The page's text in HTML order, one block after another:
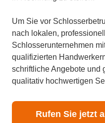
Um Sie vor
nach lokalen,
Schlosserunternehmen
qualifizierten
schriftliche Angebote und
qualitativ hochwertigen
Rufen Sie jetzt